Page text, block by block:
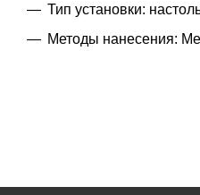
Тип установки:
Методы нанесения: